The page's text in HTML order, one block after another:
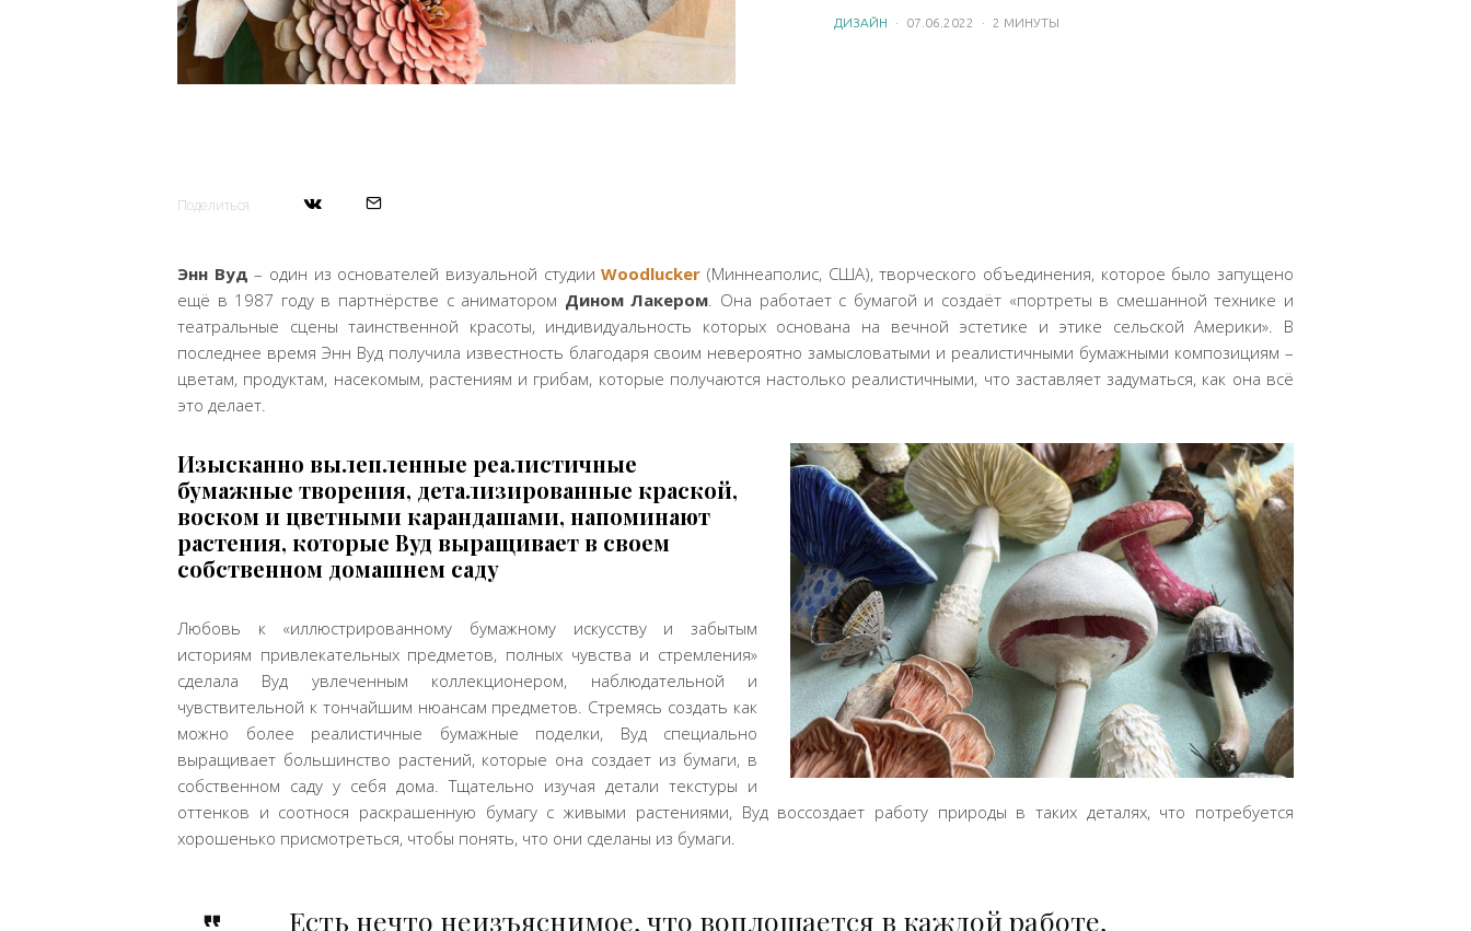
ДИЗАЙН · 07.06.2022 · 2 МИНУТЫ
Поделиться
Энн Вуд – один из основателей визуальной студииWoodlucker (Миннеаполис, США), творческого объединения, которое было запущено
ещё в 1987 году в партнёрстве с аниматором Дином Лакером. Она работает с бумагой и создаёт «портреты в смешанной технике и
театральные сцены таинственной красоты, индивидуальность которых основана на вечной эстетике и этике сельской Америки». В
последнее время Энн Вуд получила известность благодаря своим невероятно замысловатыми и реалистичными бумажными композициям –
цветам, продуктам, насекомым, растениям и грибам, которые получаются настолько реалистичными, что заставляет задуматься, как она всё
это делает.
Изысканно вылепленные реалистичные
бумажные творения, детализированные краской,
воском и цветными карандашами, напоминают
растения, которые Вуд выращивает в своем
собственном домашнем саду
Любовь к «иллюстрированному бумажному искусству и забытым
историям привлекательных предметов, полных чувства и стремления»
сделала Вуд увлеченным коллекционером, наблюдательной и
чувствительной к тончайшим нюансам предметов. Стремясь создать как
можно более реалистичные бумажные поделки, Вуд специально
выращивает большинство растений, которые она создает из бумаги, в
собственном саду у себя дома. Тщательно изучая детали текстуры и
оттенков и соотнося раскрашенную бумагу с живыми растениями, Вуд воссоздает работу природы в таких деталях, что потребуется
хорошенько присмотреться, чтобы понять, что они сделаны из бумаги.
Есть нечто неизъяснимое, что воплощается в каждой работе,